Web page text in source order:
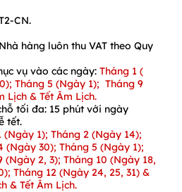
CN.
hàng luôn thu VAT theo Quy
vụ vào các ngày: Tháng 1 (
Tháng 5 (Ngày 1); Tháng 9
Lịch & Tết Âm Lịch.
tối đa: 15 phút với ngày
tết.
(Ngày 1); Tháng 2 (Ngày 14);
(Ngày 30); Tháng 5 (Ngày 1);
(Ngày 2, 3); Tháng 10 (Ngày 18,
Tháng 12 (Ngày 24, 25, 31) &
& Tết Âm Lịch.